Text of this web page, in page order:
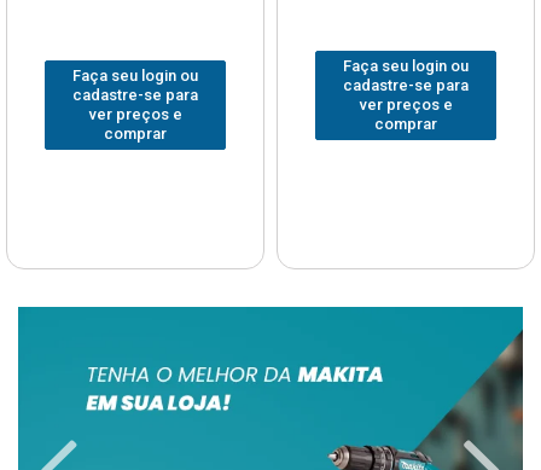
Faça seu login ou
cadastre-se para
ver preços e
comprar
Faça seu login ou
cadastre-se para
ver preços e
comprar